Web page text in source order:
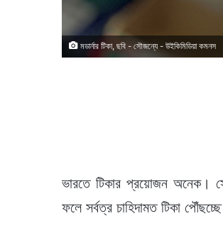
মডার্নার টিকা, ছবি - সৌজন্যে - উইকিমিডিয়া কমনস
ভারতে টিকার প্রয়োজন অনেক।
ফলে সর্বত্র চাহিদামত টিকা